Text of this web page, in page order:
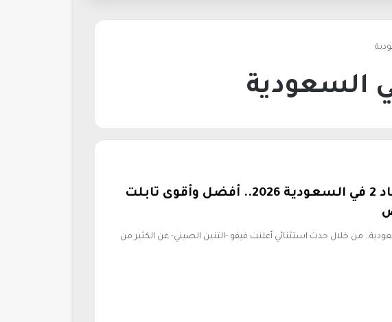
سعر تابلت فيفو باد 2 في السعودية 2026.. أفضل وأقوى تابلت
فيفو باد 2 في السعودية.. من خلال حدث استثنائي أعلنت فيفو -التنين الصيني- عن الكثير من